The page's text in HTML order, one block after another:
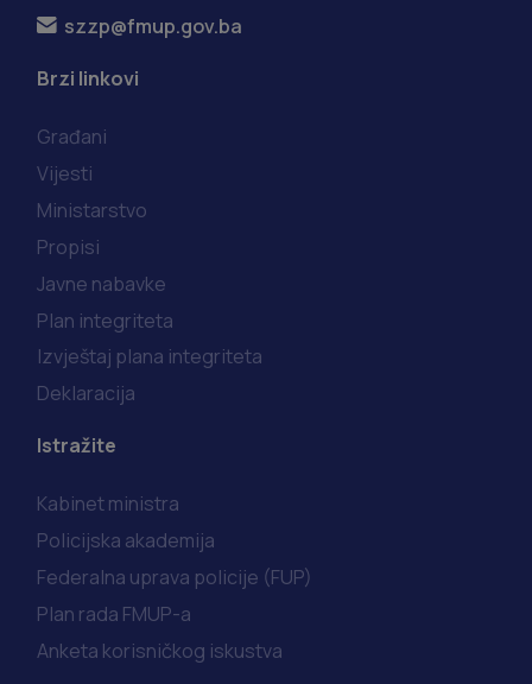
szzp@fmup.gov.ba
Brzi linkovi
Građani
Vijesti
Ministarstvo
Propisi
Javne nabavke
Plan integriteta
Izvještaj plana integriteta
Deklaracija
Istražite
Kabinet ministra
Policijska akademija
Federalna uprava policije (FUP)
Plan rada FMUP-a
Anketa korisničkog iskustva